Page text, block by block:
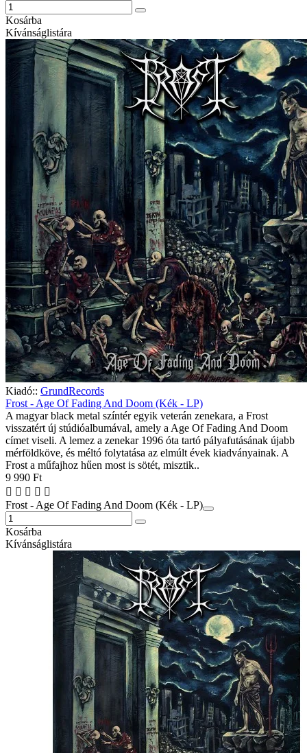
Kosárba
Kívánságlistára
Kiadó:: GrundRecords
Frost - Age Of Fading And Doom (Kék - LP)
A magyar black metal színtér egyik veterán zenekara, a Frost
visszatért új stúdióalbumával, amely a Age Of Fading And Doom
címet viseli. A lemez a zenekar 1996 óta tartó pályafutásának újabb
mérföldköve, és méltó folytatása az elmúlt évek kiadványainak. A
Frost a műfajhoz hűen most is sötét, misztik..
9 990 Ft
Frost - Age Of Fading And Doom (Kék - LP)
Kosárba
Kívánságlistára